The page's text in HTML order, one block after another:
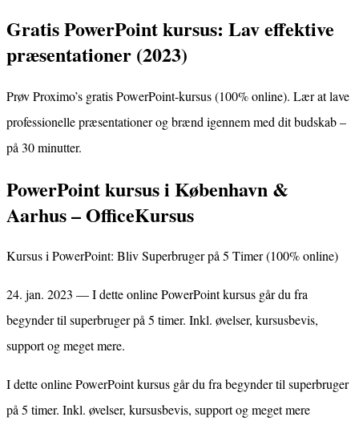
Gratis PowerPoint kursus: Lav effektive
præsentationer (2023)
Prøv Proximo’s gratis PowerPoint-kursus (100% online). Lær at lave
professionelle præsentationer og brænd igennem med dit budskab –
på 30 minutter.
PowerPoint kursus i København &
Aarhus – OfficeKursus
Kursus i PowerPoint: Bliv Superbruger på 5 Timer (100% online)
24. jan. 2023 — I dette online PowerPoint kursus går du fra
begynder til superbruger på 5 timer. Inkl. øvelser, kursusbevis,
support og meget mere.
I dette online PowerPoint kursus går du fra begynder til superbruger
på 5 timer. Inkl. øvelser, kursusbevis, support og meget mere